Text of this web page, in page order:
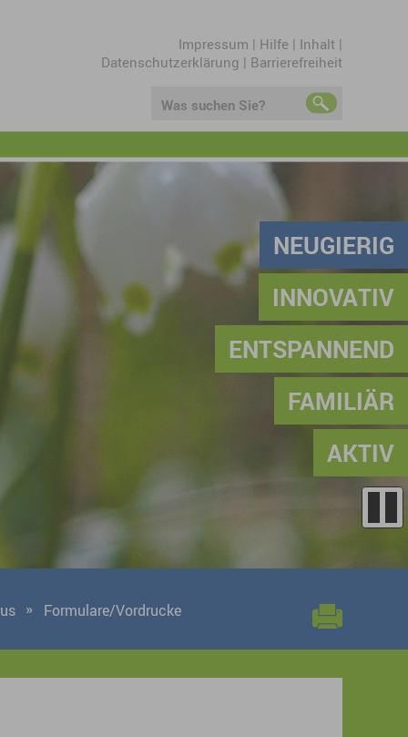
Impressum | Hilfe | Inhalt |
Datenschutzerklärung | Barrierefreiheit
Was suchen Sie?
NEUGIERIG
INNOVATIV
ENTSPANNEND
FAMILIÄR
AKTIV
Formulare/Vordrucke